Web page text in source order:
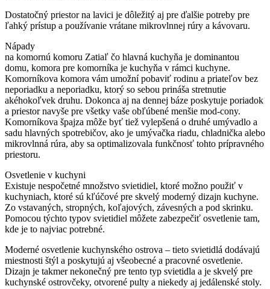
Dostatočný priestor na lavici je dôležitý aj pre ďalšie potreby pre
ľahký prístup a používanie vrátane mikrovlnnej rúry a kávovaru.
Nápady
na komornú komoru Zatiaľ čo hlavná kuchyňa je dominantou
domu, komora pre komorníka je kuchyňa v rámci kuchyne.
Komorníkova komora vám umožní pobaviť rodinu a priateľov bez
neporiadku a neporiadku, ktorý so sebou prináša stretnutie
akéhokoľvek druhu. Dokonca aj na dennej báze poskytuje poriadok
a priestor navyše pre všetky vaše obľúbené menšie mod-cony.
Komorníkova špajza môže byť tiež vylepšená o druhé umývadlo a
sadu hlavných spotrebičov, ako je umývačka riadu, chladnička alebo
mikrovlnná rúra, aby sa optimalizovala funkčnosť tohto prípravného
priestoru.
Osvetlenie v kuchyni
Existuje nespočetné množstvo svietidiel, ktoré možno použiť v
kuchyniach, ktoré sú kľúčové pre skvelý moderný dizajn kuchyne.
Zo vstavaných, stropných, koľajových, závesných a pod skrinku.
Pomocou týchto typov svietidiel môžete zabezpečiť osvetlenie tam,
kde je to najviac potrebné.
Moderné osvetlenie kuchynského ostrova – tieto svietidlá dodávajú
miestnosti štýl a poskytujú aj všeobecné a pracovné osvetlenie.
Dizajn je takmer nekonečný pre tento typ svietidla a je skvelý pre
kuchynské ostrovčeky, otvorené pulty a niekedy aj jedálenské stoly.